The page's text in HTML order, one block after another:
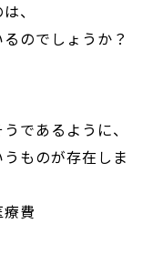
、
のでしょうか？
であるように、
ものが存在しま
費